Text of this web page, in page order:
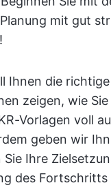
mit gut
Ihnen die
zeigen, wie
Vorlagen voll
geben wir
Ihre
des Fortschritts